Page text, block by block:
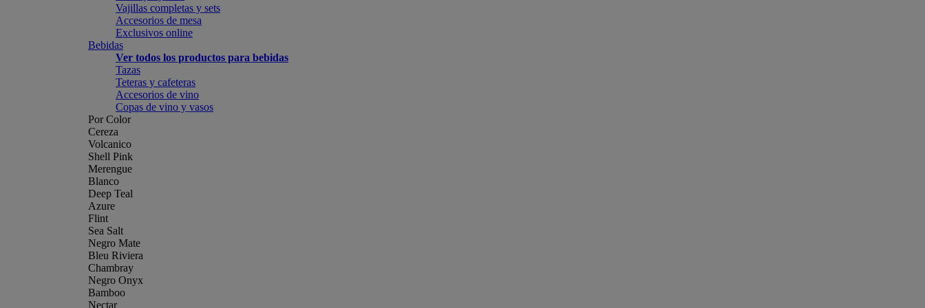
Vajillas completas y sets
Accesorios de mesa
Exclusivos online
Bebidas
Ver todos los productos para bebidas
Tazas
Teteras y cafeteras
Accesorios de vino
Copas de vino y vasos
Por Color
Cereza
Volcanico
Shell Pink
Merengue
Blanco
Deep Teal
Azure
Flint
Sea Salt
Negro Mate
Bleu Riviera
Chambray
Negro Onyx
Bamboo
Nectar